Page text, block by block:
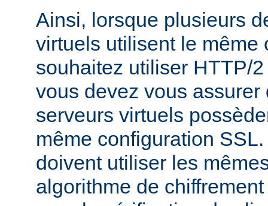
Ainsi, lorsque plusieurs
virtuels utilisent le même
souhaitez utiliser HTTP/
vous devez vous assurer
serveurs virtuels
même configuration
doivent utiliser les
algorithme de